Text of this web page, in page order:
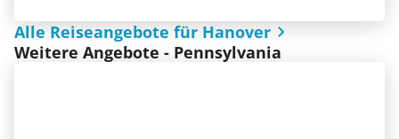
Alle Reiseangebote für Hanover
Weitere Angebote - Pennsylvania